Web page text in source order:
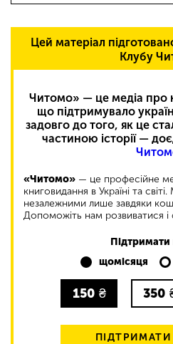
Цей матеріал
Клубу
Читомо» — це медіа про
що підтримувало
задовго до того, як це
частиною історії —
«Читомо» — це професійне
книговидання в Україні та
незалежними лише завдяки
Допоможіть нам розвиватися
Підтримати
щомісяця
150 ₴ 350